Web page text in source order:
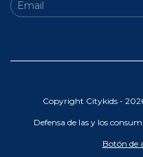
Copyright Citykids -
Defensa de las y los
Botón de